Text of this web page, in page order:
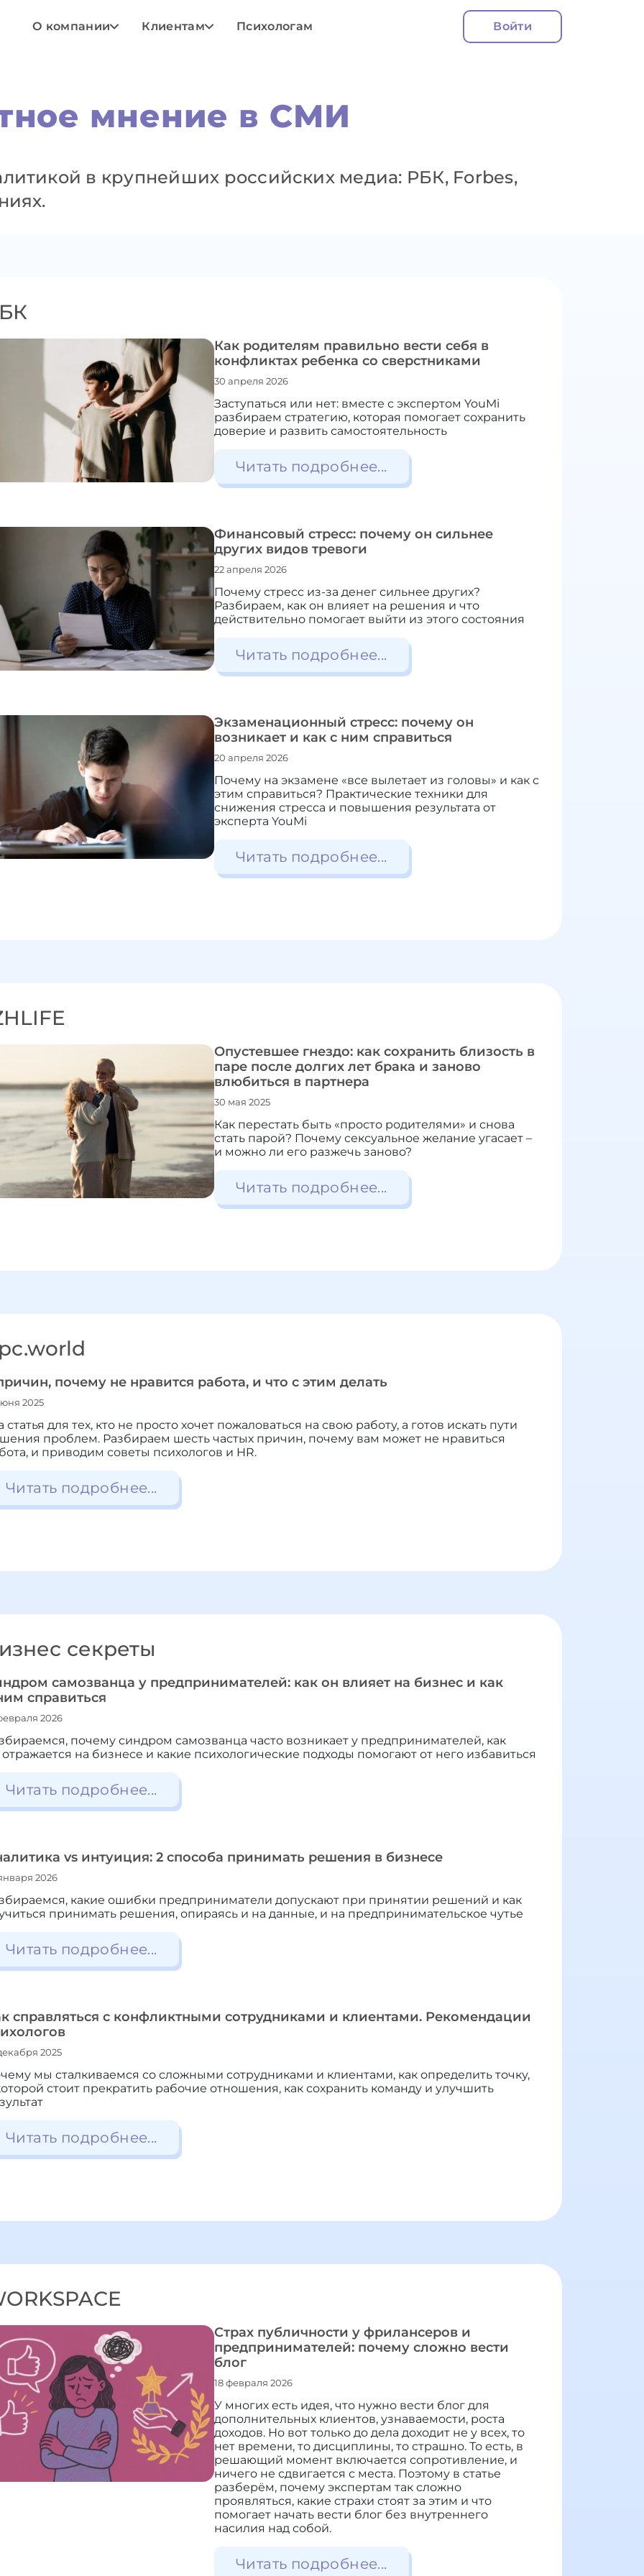
О компании Клиентам Психологам Войти
мнение в СМИ
в крупнейших российских медиа: РБК, Forbes,
Как родителям правильно вести себя в
конфликтах ребенка со сверстниками
30 апреля 2026
Заступаться или нет: вместе с экспертом YouMi
разбираем стратегию, которая помогает сохранить
доверие и развить самостоятельность
Читать подробнее...
Финансовый стресс: почему он сильнее
других видов тревоги
22 апреля 2026
Почему стресс из-за денег сильнее других?
Разбираем, как он влияет на решения и что
действительно помогает выйти из этого состояния
Читать подробнее...
Экзаменационный стресс: почему он
возникает и как с ним справиться
20 апреля 2026
Почему на экзамене «все вылетает из головы» и как с
этим справиться? Практические техники для
снижения стресса и повышения результата от
эксперта YouMi
Читать подробнее...
Опустевшее гнездо: как сохранить близость в
паре после долгих лет брака и заново
влюбиться в партнера
30 мая 2025
Как перестать быть «просто родителями» и снова
стать парой? Почему сексуальное желание угасает –
и можно ли его разжечь заново?
Читать подробнее...
почему не нравится работа, и что с этим делать
2025
статья для тех, кто не просто хочет пожаловаться на свою работу, а готов искать пути
проблем. Разбираем шесть частых причин, почему вам может не нравиться
и приводим советы психологов и HR.
Читать подробнее...
секреты
самозванца у предпринимателей: как он влияет на бизнес и как
справиться
2026
почему синдром самозванца часто возникает у предпринимателей, как
на бизнесе и какие психологические подходы помогают от него избавиться
Читать подробнее...
vs интуиция: 2 способа принимать решения в бизнесе
2026
какие ошибки предприниматели допускают при принятии решений и как
принимать решения, опираясь и на данные, и на предпринимательское чутье
Читать подробнее...
справляться с конфликтными сотрудниками и клиентами. Рекомендации
2025
мы сталкиваемся со сложными сотрудниками и клиентами, как определить точку,
стоит прекратить рабочие отношения, как сохранить команду и улучшить
Читать подробнее...
Страх публичности у фрилансеров и
предпринимателей: почему сложно вести
блог
18 февраля 2026
У многих есть идея, что нужно вести блог для
дополнительных клиентов, узнаваемости, роста
доходов. Но вот только до дела доходит не у всех, то
нет времени, то дисциплины, то страшно. То есть, в
решающий момент включается сопротивление, и
ничего не сдвигается с места. Поэтому в статье
разберём, почему экспертам так сложно
проявляться, какие страхи стоят за этим и что
помогает начать вести блог без внутреннего
насилия над собой.
Читать подробнее...